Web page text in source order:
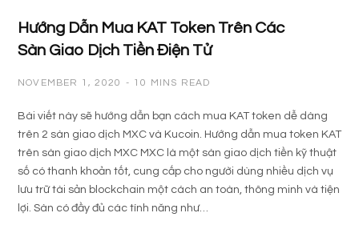
Hướng Dẫn Mua KAT Token Trên Các
Sàn Giao Dịch Tiền Điện Tử
NOVEMBER 1, 2020 10 MINS READ
Bài viết này sẽ hướng dẫn bạn cách mua KAT token dễ dàng
trên 2 sàn giao dịch MXC và Kucoin. Hướng dẫn mua token KAT
trên sàn giao dịch MXC MXC là một sàn giao dịch tiền kỹ thuật
số có thanh khoản tốt, cung cấp cho người dùng nhiều dịch vụ
lưu trữ tài sản blockchain một cách an toàn, thông minh và tiện
lợi. Sàn có đầy đủ các tính năng như…